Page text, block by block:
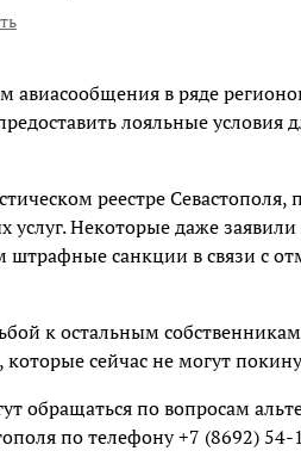
в ряде
лояльные условия
реестре
услуг. Некоторые даже
санкции в связи с
к остальным
сейчас не могут
обращаться по вопросам
по телефону +7 (8692)